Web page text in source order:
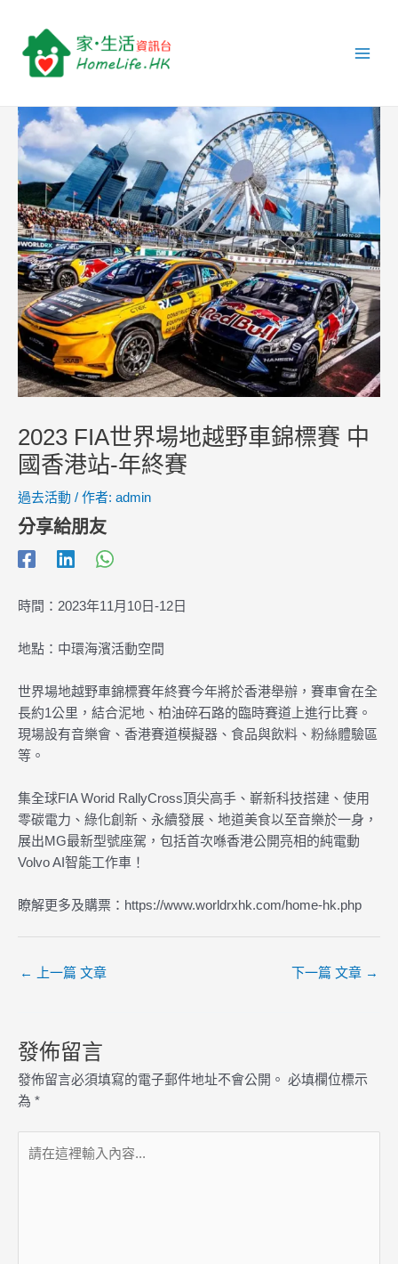
2023 FIA世界場地越野車錦標賽 中
國香港站-年終賽
過去活動 / 作者: admin
分享給朋友
時間：2023年11月10日-12日
地點：中環海濱活動空間
世界場地越野車錦標賽年終賽今年將於香港舉辦，賽車會在全
長約1公里，結合泥地、柏油碎石路的臨時賽道上進行比賽。
現場設有音樂會、香港賽道模擬器、食品與飲料、粉絲體驗區
等。
集全球FIA Worid RallyCross頂尖高手、嶄新科技搭建、使用
零碳電力、綠化創新、永續發展、地道美食以至音樂於一身，
展出MG最新型號座駕，包括首次喺香港公開亮相的純電動
Volvo AI智能工作車！
瞭解更多及購票：https://www.worldrxhk.com/home-hk.php
navigation
← 上一篇 文章 下一篇 文章 →
發佈留言
發佈留言必須填寫的電子郵件地址不會公開。 必填欄位標示
為 *
在